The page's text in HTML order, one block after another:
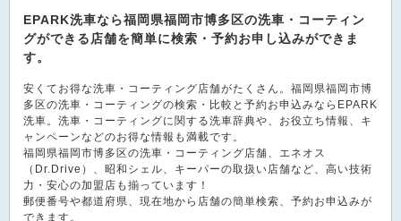
EPARK洗車なら福岡県福岡市博多区の洗車・コーティン
グができる店舗を簡単に検索・予約お申し込みができま
す。
安くてお得な洗車・コーティング店舗がたくさん。福岡県福岡市博
多区の洗車・コーティングの検索・比較と予約お申込みならEPARK
洗車。洗車・コーティングに関する洗車辞典や、お役立ち情報、キ
ャンペーンなどのお得な情報も満載です。
福岡県福岡市博多区の洗車・コーティング店舗、エネオス
（Dr.Drive）、昭和シェル、キーパーの取扱い店舗など、高い技術
力・安心の加盟店も揃っています！
郵便番号や都道府県、現在地から店舗の簡単検索、予約お申込みが
できます。